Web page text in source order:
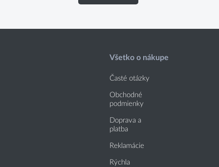
Všetko o nákupe
Časté otázky
Obchodné
podmienky
Doprava a
platba
Reklamácie
Rýchla